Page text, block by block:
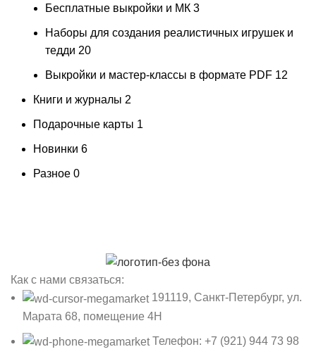
Бесплатные выкройки и МК 3
Наборы для создания реалистичных игрушек и
тедди 20
Выкройки и мастер-классы в формате PDF 12
Книги и журналы 2
Подарочные карты 1
Новинки 6
Разное 0
Как с нами связаться:
191119, Санкт-Петербург, ул.
Марата 68, помещение 4Н
Телефон: +7 (921) 944 73 98